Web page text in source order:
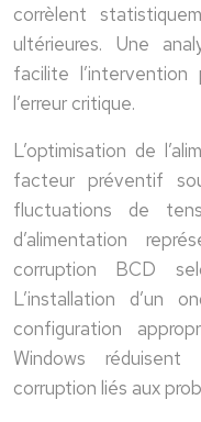
corrèlent
ultérieures. Une
facilite
l’erreur critique.
L’optimisation de
facteur préventif
fluctuations de
d’alimentation
corruption BCD
L’installation d’un
configuration
Windows
corruption liés aux